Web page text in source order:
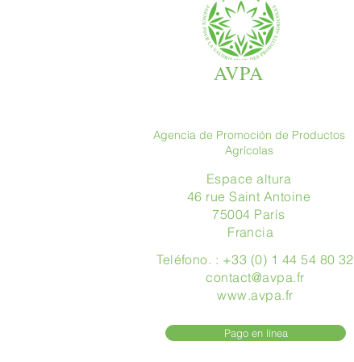
AVPA
Agencia de Promoción de Productos
Agrícolas
Espace altura
46 rue Saint Antoine
75004 París
​ Francia
Teléfono. : +33 (0) 1 44 54 80 32
contact@avpa.fr
www.avpa.fr
Pago en línea